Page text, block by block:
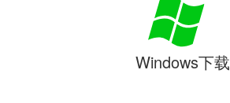
Windows下载